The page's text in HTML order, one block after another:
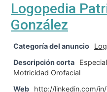
Logopedia
González
Categoría del anuncio
Descripción corta
Motricidad Orofacial
Web
http://linkedin.com/